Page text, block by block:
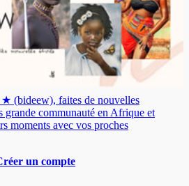
(bideew), faites de nouvelles
grande communauté en Afrique et
moments avec vos proches
un compte